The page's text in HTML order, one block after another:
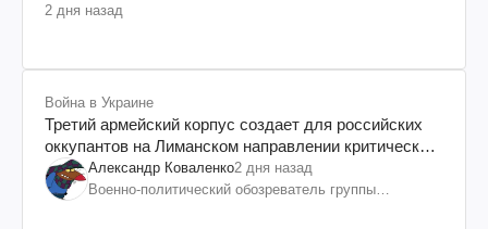
2 дня назад
Война в Украине
Третий армейский корпус создает для российских
оккупантов на Лиманском направлении критический
дискомфорт: как это удалось
Александр Коваленко2 дня назад
Военно-политический обозреватель группы